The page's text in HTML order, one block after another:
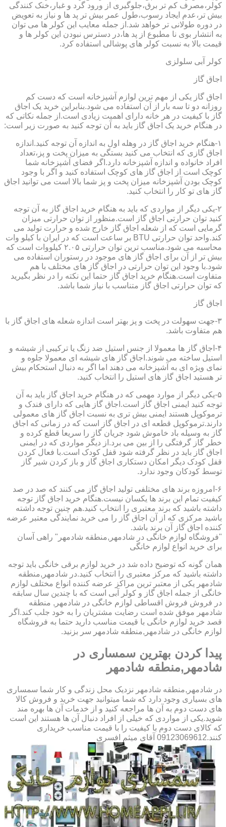
کولر،مصرف کم تر برق،جلوگیری از ورود گرد و غبار،خنک کنندگی
بیش تر،عدم ایجاد رسوب،طول عمر بیش تر پد ها و نیاز به تعویض
در دوره طولانی تر خواهد شد.از جمله معایب این کولر ها می توان
به انتشار بوی نا مطبوع از پد ها،در دسترس نبودن این کولر ها و
قیمت بالا به نسبت کولر های پوشالی استفاده کرد.
کولر آبی سلولزی
اجاق گاز
اجاق گاز یکی از مهم ترین لوازم آشپزخانه است که دست کم
روزانه دو تا سه بار از آن استفاده می شود.بنابراین خرید یک اجاق
گاز با کیفیت در هر خانه دارای اهمیت زیادی است.از جمله نکاتی که
در هنگام خرید یک اجاق گاز باید به آن توجه کنید به صورت زیر است:
۱-هنگام خرید اجاق گاز در وهله اول به اندازه آن توجه کنید.اندازه
اجاق گازی که انتخاب می کنید بستگی به میزان پخت و پز،تعداد
افراد خانواده و اندازه آشپزخانه دارد.اگر فضای آشپزخانه شما
کوچک است از اجاق گاز های کوچک استفاده کنید و اگر با وجود
کوچک بودن آشپزخانه میزان پخت و پز شما بالا است می توانید اجاق
گاز های تو کار را انتخاب کنید.
۲-یکی دیگر از مواردی که باید به هنگام خرید اجاق گاز به آن توجه
کنید توان حرارتی اجاق گاز است.منظور از توان حرارتی میزان
گرمایی است که از شعله اجاق گاز خارج شده و حرارت تولید می
کند.واحد توان حرارتی BTU بر ساعت است که در ایران با کیلو وات
محاسبه می شود.مناسب ترین توان حرارتی ۲.۰۵ کیلووات است که
بیش تر از آن برای اجاق گاز های موجود در رستوران استفاده می
شود.با وجود این توان حرارتی در اجاق گاز های مختلف با هم
متفاوت است.هنگام خرید اجاق گاز حتما این نکته را در نظر بگیرید
که توان حرارتی اجاق گاز متناسب با نیاز شما باشد.
اجاق گاز
۳-جهت سهولت در پخت و پز بهتر است اندازه شعله های اجاق گاز با
هم متفاوت باشد.
۴-اجاق گاز ها معمولا از جنس استیل ضد زنگ یا ترکیبی از شیشه و
استیل ساخته می شوند.اجاق گاز های شیشه ای معمولا جلوه و
نمای ویژه ای به آشپزخانه می دهند اما اگر به دنبال استحکام بیش
تر هستید اجاق گاز های استیل را انتخاب کنید.
۵-یکی دیگر از موارد مهمی که در هنگام خرید اجاق گاز باید به آن
توجه کنید ایمنی اجاق گاز است.اجاق گاز هایی که دارای فندک و
ترموکوپل هستند ایمنی بیش تری به نسبت اجاق گاز های معمولی
دارند.ترموکوپل قطعه ای در اجاق گاز است که در زمانی که اجاق
گاز به وسیله باد خاموش شود جریان گاز را سریعا قطع کرده و
خطر گاز گرفتگی را از بین می برد.از دیگر مواردی که در ایمنی
اجاق گاز باید در نظر گرفته شود قفل کودک است.با فعال کردن
قفل کودک دیگر امکان دستکاری اجاق گاز و باز کردن شیر گاز
توسط کودکان وجود ندارد.
۶-امروزه برند های مختلفی تولید اجاق گاز می کنند که صد در صد
کیفیت تمام این برند ها یکسان نیست.هنگام خرید اجاق گاز توجه
داشته باشید که برند معتبری را انتخاب کنید.هم چنین توجه داشته
باشید مرکزی که از آن اجاق گاز را می خرید نمایندگی معتبر عرضه
کننده اجاق گاز آن برند باشد.
"فروشگاه لوازم خانگی در شادمهر,منطقه شادمهر" راهی آسان
برای خرید انواع لوازم خانگی
همان گونه که توضیح داده شد در خرید لوازم برقی خانگی باید توجه
داشته باشید که مرکز معتبری را انتخاب کنید.در شادمهر,منطقه
شادمهر یکی از معتبر ترین مراکز عرضه کننده انواع مختلف لوازم
خانگی از جمله اجاق گاز و کولر آبی است که با چندین سال سابقه
در فروش فروش اقساطی لوازم خانگی در شادمهر, منطقه
شادمهر موفق شده است رضایت مشتریان را به خود جلب کند.اگر
قصد خرید لوازم خانگی با قیمت مناسب دارید حتما به فروشگاه
لوازم خانگی در شادمهر,منطقه شادمهر سر بزنید.
پیدا کردن بهترین سمساری در
شادمهر,منطقه شادمهر
در شادمهر,منطقه شادمهر نزدیک محل زندگی و کار شما سمساری
های بسیاری وجود دارد که شما میتوانید جهت خرید و فروش کالا
های دست دوم به آن ها مراجعه کنید و از خدمات آن ها بهره مند
شوید.یکی از مواردی که خیلی از افراد دنبال آن ها هستند این است
که کالای دست دوم با کیفیت را با قیمت مناسب خریداری
کنند.09123069612 آقای میثم افسری